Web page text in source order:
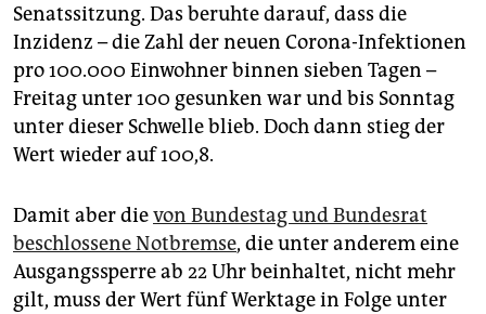
Senatssitzung. Das beruhte darauf, dass die
Inzidenz – die Zahl der neuen Corona-Infektionen
pro 100.000 Einwohner binnen sieben Tagen –
Freitag unter 100 gesunken war und bis Sonntag
unter dieser Schwelle blieb. Doch dann stieg der
Wert wieder auf 100,8.
Damit aber dievon Bundestag und Bundesrat
beschlossene Notbremse, die unter anderem eine
Ausgangssperre ab 22 Uhr beinhaltet, nicht mehr
gilt, muss der Wert fünf Werktage in Folge unter